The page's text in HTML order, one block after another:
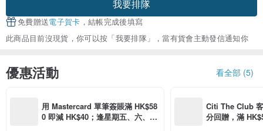
我要排隊
免費贈送電子賀卡 ，結帳完成後填寫
此商品目前沒現貨，你可以按「我要排隊」，當有貨會主動發信通知你
優惠活動 看全部 (5)
用 Mastercard 單筆簽賬滿 HK$58
0 即減 HK$40；逢星期五、六、日
Citi The Club
分回贈，滿